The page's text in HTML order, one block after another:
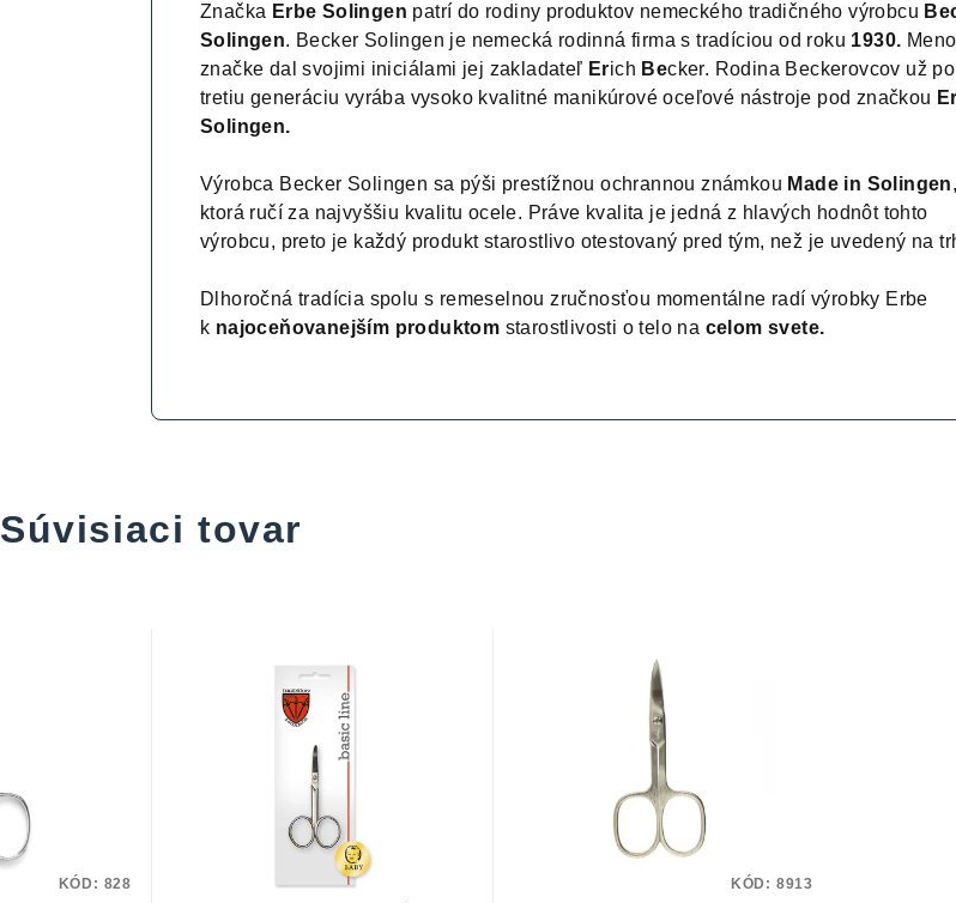
Značka Erbe Solingen patrí do rodiny produktov nemeckého tradičného výrobcu
Solingen. Becker Solingen je nemecká rodinná firma s tradíciou od roku 1930.
značke dal svojimi iniciálami jej zakladateľ Erich Becker. Rodina Beckerovcov už po
tretiu generáciu vyrába vysoko kvalitné manikúrové oceľové nástroje pod značkou
Solingen.
Výrobca Becker Solingen sa pýši prestížnou ochrannou známkou Made in Solingen
ktorá ručí za najvyššiu kvalitu ocele. Práve kvalita je jedná z hlavých hodnôt tohto
výrobcu, preto je každý produkt starostlivo otestovaný pred tým, než je uvedený na
Dlhoročná tradícia spolu s remeselnou zručnosťou momentálne radí výrobky Erbe
k najoceňovanejším produktom starostlivosti o telo na celom svete.
Súvisiaci tovar
KÓD: 828 KÓD: 8913